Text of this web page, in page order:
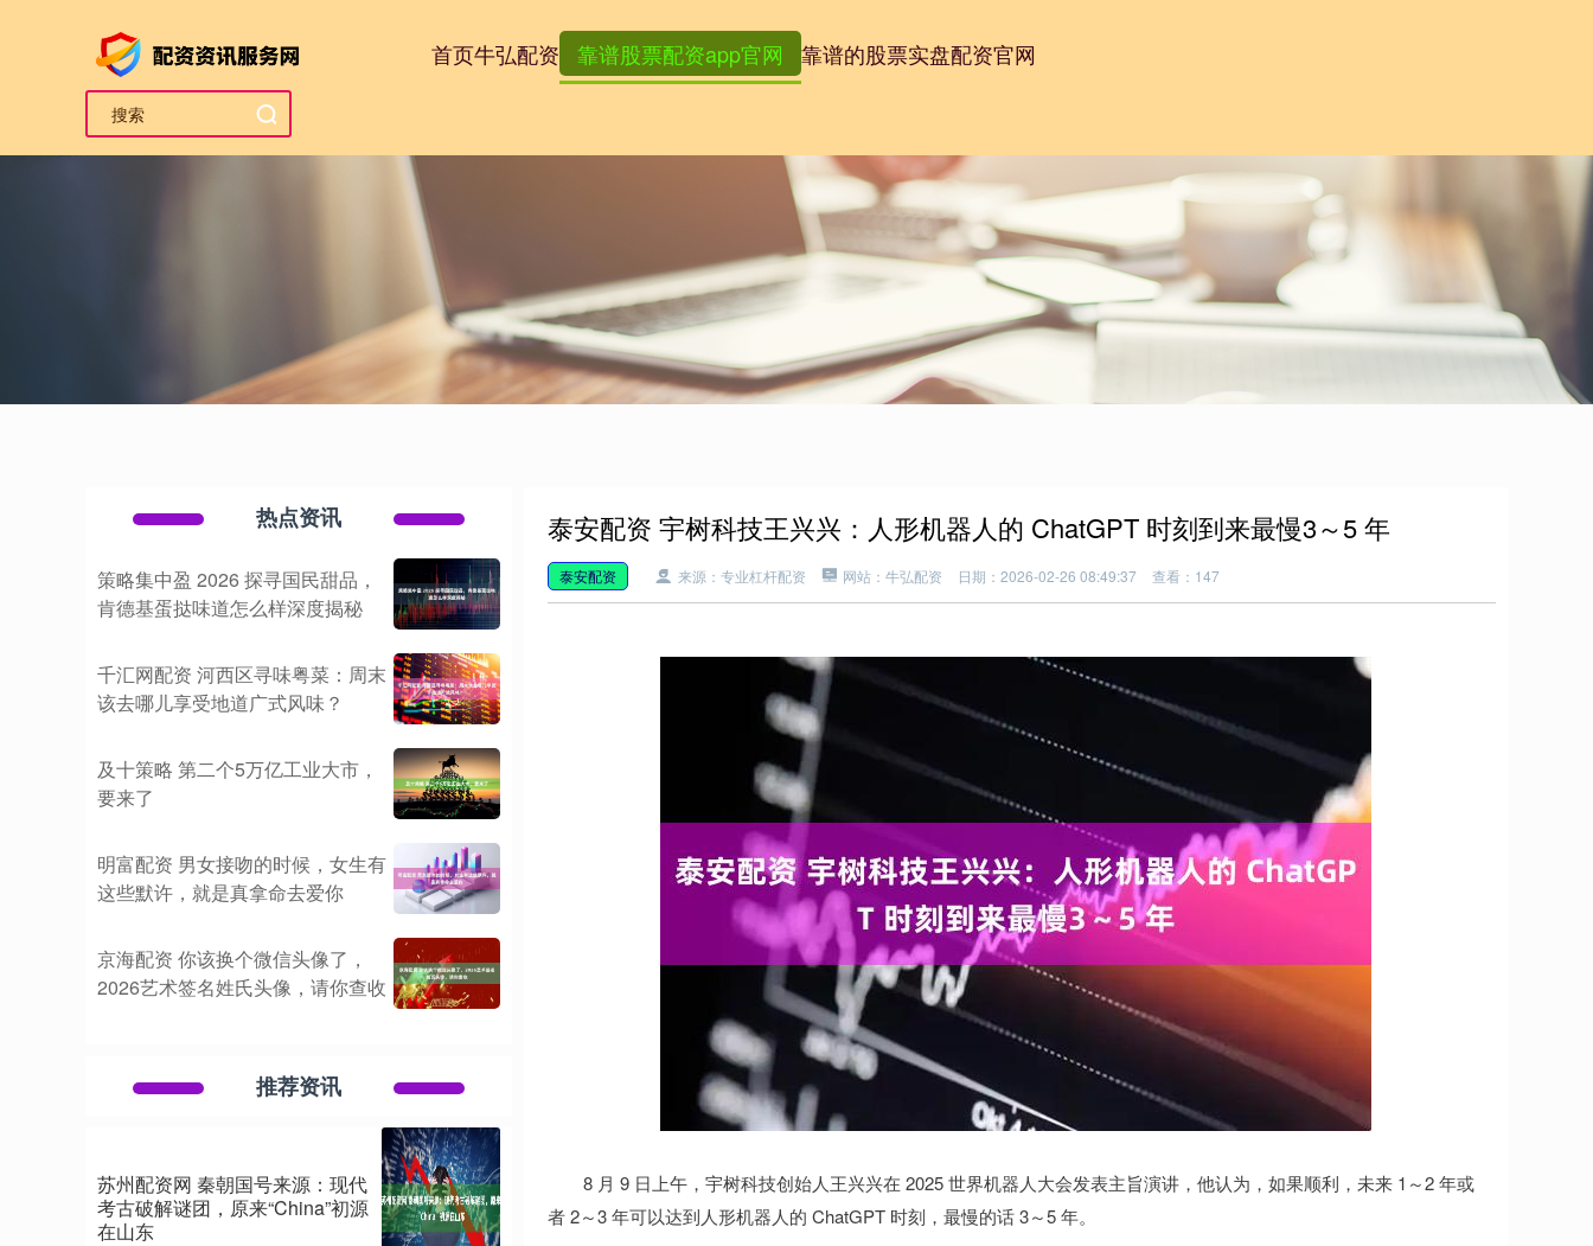
首页牛弘配资 靠谱股票配资app官网 靠谱的股票实盘配资官网
泰安配资 宇树科技王兴兴：人形机器人的 ChatGPT 时刻到来最慢3～5 年
泰安配资 来源：专业杠杆配资 网站：牛弘配资 日期：2026-02-26 08:49:37 查看：147
8 月 9 日上午，宇树科技创始人王兴兴在 2025 世界机器人大会发表主旨演讲，他认为，如果顺利，未来 1～2 年或
者 2～3 年可以达到人形机器人的 ChatGPT 时刻，最慢的话 3～5 年。
热点资讯
策略集中盈 2026 探寻国民甜品，
肯德基蛋挞味道怎么样深度揭秘
千汇网配资 河西区寻味粤菜：周末
该去哪儿享受地道广式风味？
及十策略 第二个5万亿工业大市，
要来了
明富配资 男女接吻的时候，女生有
这些默许，就是真拿命去爱你
京海配资 你该换个微信头像了，
2026艺术签名姓氏头像，请你查收
推荐资讯
苏州配资网 秦朝国号来源：现代
考古破解谜团，原来“China”初源
在山东